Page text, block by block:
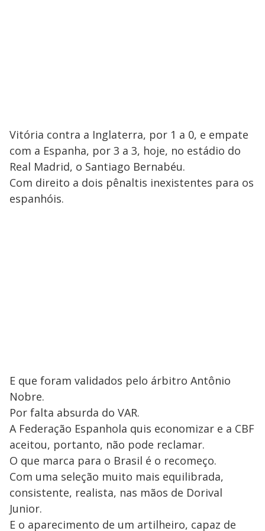
Vitória contra a Inglaterra, por 1 a 0, e empate
com a Espanha, por 3 a 3, hoje, no estádio do
Real Madrid, o Santiago Bernabéu.
Com direito a dois pênaltis inexistentes para os
espanhóis.
E que foram validados pelo árbitro Antônio
Nobre.
Por falta absurda do VAR.
A Federação Espanhola quis economizar e a CBF
aceitou, portanto, não pode reclamar.
O que marca para o Brasil é o recomeço.
Com uma seleção muito mais equilibrada,
consistente, realista, nas mãos de Dorival
Junior.
E o aparecimento de um artilheiro, capaz de